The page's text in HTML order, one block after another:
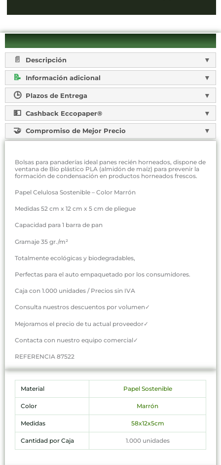
Descripción
Información adicional
Plazos de Entrega
Cashback Eccopaper®
Compromiso de Mejor Precio
Bolsas para panaderías ideal panes recién horneados, dispone de
ventana de Bio plástico PLA (almidón de maíz) para prevenir la
formación de condensación en productos horneados frescos.
Papel Celulosa Sostenible – Color Marrón
Medidas 52 cm x 12 cm x 5 cm de pliegue
Capacidad para 1 barra de pan
Gramaje 35 gr./m²
Totalmente ecológicas y biodegradables,
Perfectas para el auto empaquetado por los consumidores.
Caja con 1.000 unidades / Precios sin IVA
Consulta nuestros descuentos por volumen✓
Mejoramos el precio de tu actual proveedor✓
Contacta con nuestro equipo comercial✓
REFERENCIA 87522
Material Papel Sostenible
Color Marrón
Medidas 58x12x5cm
Cantidad por Caja 1.000 unidades